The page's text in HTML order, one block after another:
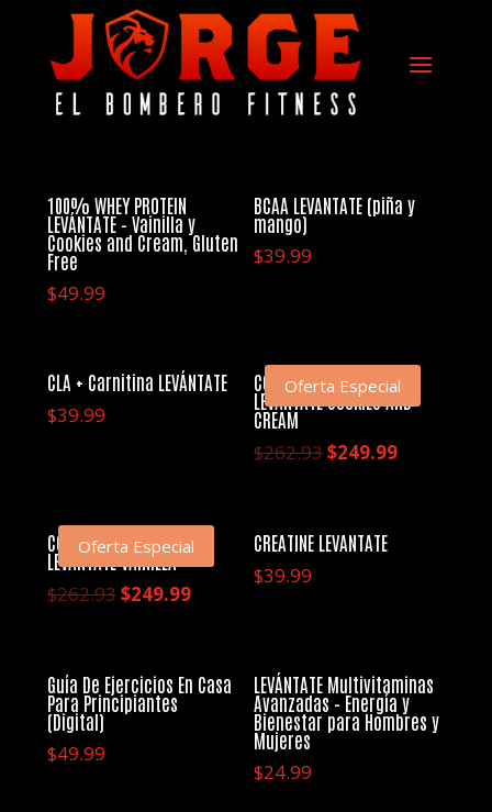
100% WHEY PROTEIN
LEVÁNTATE – Vainilla y
Cookies and Cream, Gluten
Free
$49.99
BCAA LEVANTATE (piña y
mango)
$39.99
CLA + Carnitina LEVÁNTATE
$39.99
Oferta Especial
COMBO COMPLETO
LEVANTATE COOKIES AND
CREAM
$262.93El
era:
$249.99El
Oferta Especial
COMBO COMPLETO
LEVANTATE VAINILLA
$262.93El
era:
$262.93.
$249.99El
es:
$249.99.
CREATINE LEVANTATE
$39.99
Guía De Ejercicios En Casa
Para Principiantes
(Digital)
$49.99
LEVÁNTATE Multivitaminas
Avanzadas – Energía y
Bienestar para Hombres y
Mujeres
$24.99